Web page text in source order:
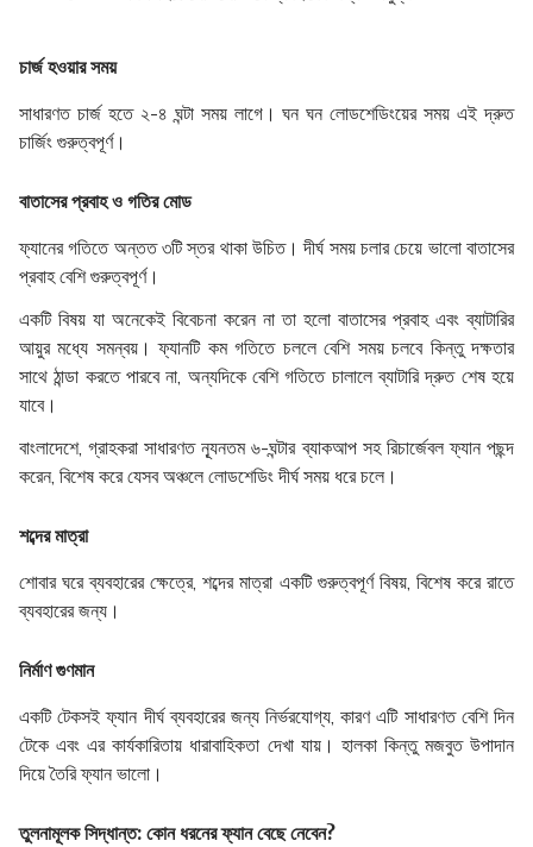
চার্জ হওয়ার সময়
সাধারণত চার্জ হতে ২-৪ ঘন্টা সময় লাগে। ঘন ঘন লোডশেডিংয়ের সময় এই দ্রুত
চার্জিং গুরুত্বপূর্ণ।
বাতাসের প্রবাহ ও গতির মোড
ফ্যানের গতিতে অন্তত ৩টি স্তর থাকা উচিত। দীর্ঘ সময় চলার চেয়ে ভালো বাতাসের
প্রবাহ বেশি গুরুত্বপূর্ণ।
একটি বিষয় যা অনেকেই বিবেচনা করেন না তা হলো বাতাসের প্রবাহ এবং ব্যাটারির
আয়ুর মধ্যে সমন্বয়। ফ্যানটি কম গতিতে চললে বেশি সময় চলবে কিন্তু দক্ষতার
সাথে ঠান্ডা করতে পারবে না, অন্যদিকে বেশি গতিতে চালালে ব্যাটারি দ্রুত শেষ হয়ে
যাবে।
বাংলাদেশে, গ্রাহকরা সাধারণত ন্যূনতম ৬-ঘন্টার ব্যাকআপ সহ রিচার্জেবল ফ্যান পছন্দ
করেন, বিশেষ করে যেসব অঞ্চলে লোডশেডিং দীর্ঘ সময় ধরে চলে।
শব্দের মাত্রা
শোবার ঘরে ব্যবহারের ক্ষেত্রে, শব্দের মাত্রা একটি গুরুত্বপূর্ণ বিষয়, বিশেষ করে রাতে
ব্যবহারের জন্য।
নির্মাণ গুণমান
একটি টেকসই ফ্যান দীর্ঘ ব্যবহারের জন্য নির্ভরযোগ্য, কারণ এটি সাধারণত বেশি দিন
টেকে এবং এর কার্যকারিতায় ধারাবাহিকতা দেখা যায়। হালকা কিন্তু মজবুত উপাদান
দিয়ে তৈরি ফ্যান ভালো।
তুলনামূলক সিদ্ধান্ত: কোন ধরনের ফ্যান বেছে নেবেন?